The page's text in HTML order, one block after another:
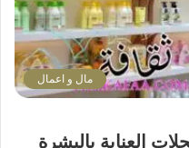
مال و اعمال
العناية بالبشرة